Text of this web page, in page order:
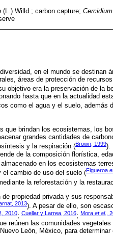
(L.) Willd.; carbon capture;
en el mundo se destinan
áreas de protección de
objetivo era la preservación de la
hasta que en la actualidad
como el agua y el suelo, además
que brindan los ecosistemas, los
grandes cantidades de
y la respiración (Brown, 1999).
de la composición florística,
en los ecosistemas
cambio de uso del suelo (Figueroa
la reforestación y la
propiedad privada y sus
2013). A pesar de ello, son
2010; Cuellar y Larrea, 2016; Mora et al.,
reúnen las comunidades
León, México, para